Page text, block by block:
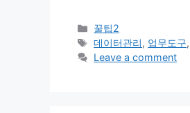
Categories
꿀팁2
Tags
데이터관리, 업무도구,
Leave a comment